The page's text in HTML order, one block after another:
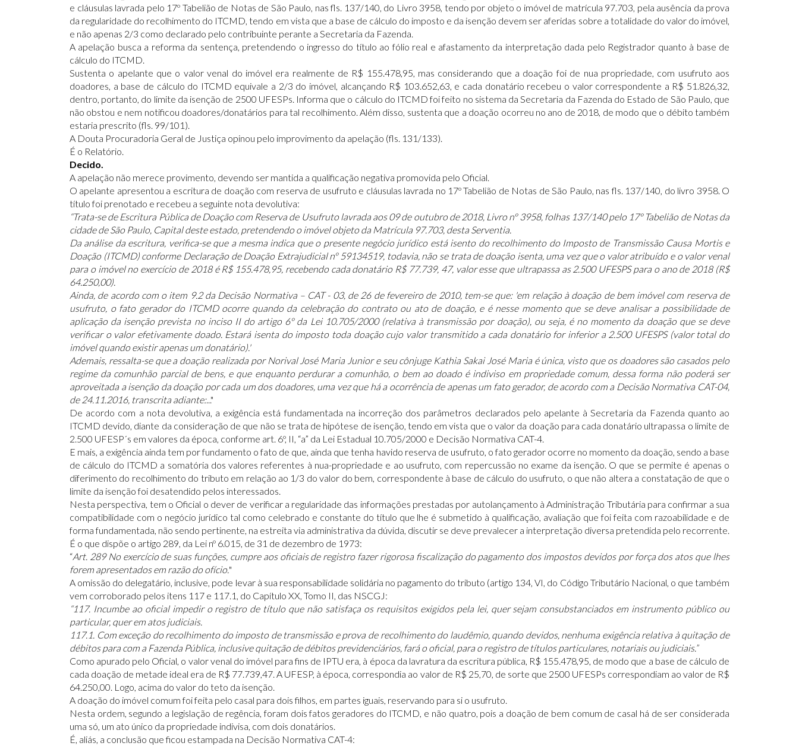
e cláusulas lavrada pelo 17º Tabelião de Notas de São Paulo, nas fls. 137/140, do Livro 3958, tendo por objeto o imóvel de matrícula 97.703, pela ausência da prova
da regularidade do recolhimento do ITCMD, tendo em vista que a base de cálculo do imposto e da isenção devem ser aferidas sobre a totalidade do valor do imóvel,
e não apenas 2/3 como declarado pelo contribuinte perante a Secretaria da Fazenda.
A apelação busca a reforma da sentença, pretendendo o ingresso do título ao fólio real e afastamento da interpretação dada pelo Registrador quanto à base de
cálculo do ITCMD.
Sustenta o apelante que o valor venal do imóvel era realmente de R$ 155.478,95, mas considerando que a doação foi de nua propriedade, com usufruto aos
doadores, a base de cálculo do ITCMD equivale a 2/3 do imóvel, alcançando R$ 103.652,63, e cada donatário recebeu o valor correspondente a R$ 51.826,32,
dentro, portanto, do limite da isenção de 2500 UFESPs. Informa que o cálculo do ITCMD foi feito no sistema da Secretaria da Fazenda do Estado de São Paulo, que
não obstou e nem notificou doadores/donatários para tal recolhimento. Além disso, sustenta que a doação ocorreu no ano de 2018, de modo que o débito também
estaria prescrito (fls. 99/101).
A Douta Procuradoria Geral de Justiça opinou pelo improvimento da apelação (fls. 131/133).
É o Relatório.
Decido.
A apelação não merece provimento, devendo ser mantida a qualificação negativa promovida pelo Oficial.
O apelante apresentou a escritura de doação com reserva de usufruto e cláusulas lavrada no 17º Tabelião de Notas de São Paulo, nas fls. 137/140, do livro 3958. O
título foi prenotado e recebeu a seguinte nota devolutiva:
“Trata-se de Escritura Pública de Doação com Reserva de Usufruto lavrada aos 09 de outubro de 2018, Livro nº 3958, folhas 137/140 pelo 17º Tabelião de Notas da
cidade de São Paulo, Capital deste estado, pretendendo o imóvel objeto da Matrícula 97.703, desta Serventia.
Da análise da escritura, verifica-se que a mesma indica que o presente negócio jurídico está isento do recolhimento do Imposto de Transmissão Causa Mortis e
Doação (ITCMD) conforme Declaração de Doação Extrajudicial nº 59134519, todavia, não se trata de doação isenta, uma vez que o valor atribuído e o valor venal
para o imóvel no exercício de 2018 é R$ 155.478,95, recebendo cada donatário R$ 77.739, 47, valor esse que ultrapassa as 2.500 UFESPS para o ano de 2018 (R$
64.250,00).
Ainda, de acordo com o item 9.2 da Decisão Normativa – CAT - 03, de 26 de fevereiro de 2010, tem-se que: 'em relação à doação de bem imóvel com reserva de
usufruto, o fato gerador do ITCMD ocorre quando da celebração do contrato ou ato de doação, e é nesse momento que se deve analisar a possibilidade de
aplicação da isenção prevista no inciso II do artigo 6º da Lei 10.705/2000 (relativa à transmissão por doação), ou seja, é no momento da doação que se deve
verificar o valor efetivamente doado. Estará isenta do imposto toda doação cujo valor transmitido a cada donatário for inferior a 2.500 UFESPS (valor total do
imóvel quando existir apenas um donatário).'
Ademais, ressalta-se que a doação realizada por Norival José Maria Junior e seu cônjuge Kathia Sakai José Maria é única, visto que os doadores são casados pelo
regime da comunhão parcial de bens, e que enquanto perdurar a comunhão, o bem ao doado é indiviso em propriedade comum, dessa forma não poderá ser
aproveitada a isenção da doação por cada um dos doadores, uma vez que há a ocorrência de apenas um fato gerador, de acordo com a Decisão Normativa CAT-04,
de 24.11.2016, transcrita adiante:..."
De acordo com a nota devolutiva, a exigência está fundamentada na incorreção dos parâmetros declarados pelo apelante à Secretaria da Fazenda quanto ao
ITCMD devido, diante da consideração de que não se trata de hipótese de isenção, tendo em vista que o valor da doação para cada donatário ultrapassa o limite de
2.500 UFESP´s em valores da época, conforme art. 6º, II, “a” da Lei Estadual 10.705/2000 e Decisão Normativa CAT-4.
E mais, a exigência ainda tem por fundamento o fato de que, ainda que tenha havido reserva de usufruto, o fato gerador ocorre no momento da doação, sendo a base
de cálculo do ITCMD a somatória dos valores referentes à nua-propriedade e ao usufruto, com repercussão no exame da isenção. O que se permite é apenas o
diferimento do recolhimento do tributo em relação ao 1/3 do valor do bem, correspondente à base de cálculo do usufruto, o que não altera a constatação de que o
limite da isenção foi desatendido pelos interessados.
Nesta perspectiva, tem o Oficial o dever de verificar a regularidade das informações prestadas por autolançamento à Administração Tributária para confirmar a sua
compatibilidade com o negócio jurídico tal como celebrado e constante do título que lhe é submetido à qualificação, avaliação que foi feita com razoabilidade e de
forma fundamentada, não sendo pertinente, na estreita via administrativa da dúvida, discutir se deve prevalecer a interpretação diversa pretendida pelo recorrente.
É o que dispõe o artigo 289, da Lei nº 6.015, de 31 de dezembro de 1973:
“Art. 289 No exercício de suas funções, cumpre aos oficiais de registro fazer rigorosa fiscalização do pagamento dos impostos devidos por força dos atos que lhes
forem apresentados em razão do ofício."
A omissão do delegatário, inclusive, pode levar à sua responsabilidade solidária no pagamento do tributo (artigo 134, VI, do Código Tributário Nacional, o que também
vem corroborado pelos itens 117 e 117.1, do Capítulo XX, Tomo II, das NSCGJ:
“117. Incumbe ao oficial impedir o registro de título que não satisfaça os requisitos exigidos pela lei, quer sejam consubstanciados em instrumento público ou
particular, quer em atos judiciais.
117.1. Com exceção do recolhimento do imposto de transmissão e prova de recolhimento do laudêmio, quando devidos, nenhuma exigência relativa à quitação de
débitos para com a Fazenda Pública, inclusive quitação de débitos previdenciários, fará o oficial, para o registro de títulos particulares, notariais ou judiciais.”
Como apurado pelo Oficial, o valor venal do imóvel para fins de IPTU era, à época da lavratura da escritura pública, R$ 155.478,95, de modo que a base de cálculo de
cada doação de metade ideal era de R$ 77.739,47. A UFESP, à época, correspondia ao valor de R$ 25,70, de sorte que 2500 UFESPs correspondiam ao valor de R$
64.250,00. Logo, acima do valor do teto da isenção.
A doação do imóvel comum foi feita pelo casal para dois filhos, em partes iguais, reservando para si o usufruto.
Nesta ordem, segundo a legislação de regência, foram dois fatos geradores do ITCMD, e não quatro, pois a doação de bem comum de casal há de ser considerada
uma só, um ato único da propriedade indivisa, com dois donatários.
É, aliás, a conclusão que ficou estampada na Decisão Normativa CAT-4: